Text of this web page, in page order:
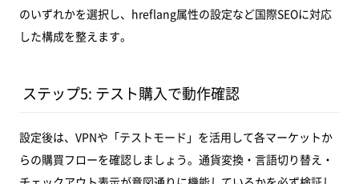
のいずれかを選択し、hreflang属性の設定など国際SEOに対応
した構成を整えます。
ステップ5: テスト購入で動作確認
設定後は、VPNや「テストモード」を活用して各マーケットか
らの購買フローを確認しましょう。通貨変換・言語切り替え・